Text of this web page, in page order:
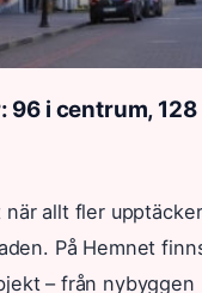
i centrum,
allt fler
På Hemnet
– från